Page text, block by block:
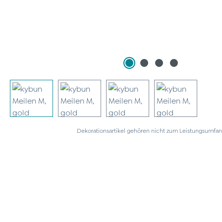
Dekorationsartikel gehören nicht zum